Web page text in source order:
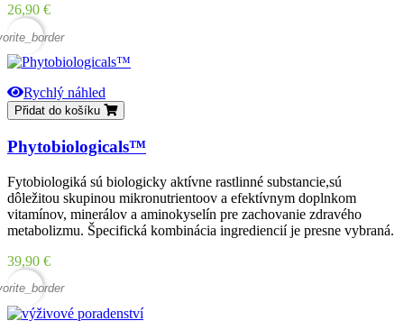
Cena
26,90 €
Rychlý náhled
Přidat do košíku
Phytobiologicals™
Fytobiologiká sú biologicky aktívne rastlinné substancie,sú
dôležitou skupinou mikronutrientoov a efektívnym doplnkom
vitamínov, minerálov a aminokyselín pre zachovanie zdravého
metabolizmu. Špecifická kombinácia ingrediencií je presne vybraná.
Cena
39,90 €